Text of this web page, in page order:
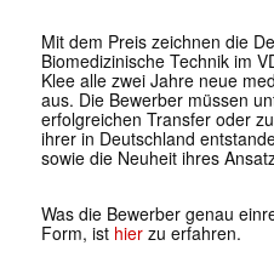
Mit dem Preis zeichnen die
Biomedizinische Technik im
Klee alle zwei Jahre neue
aus. Die Bewerber müssen
erfolgreichen Transfer oder
ihrer in Deutschland
sowie die Neuheit ihres
Was die Bewerber genau
Form, ist hierzu erfahren.